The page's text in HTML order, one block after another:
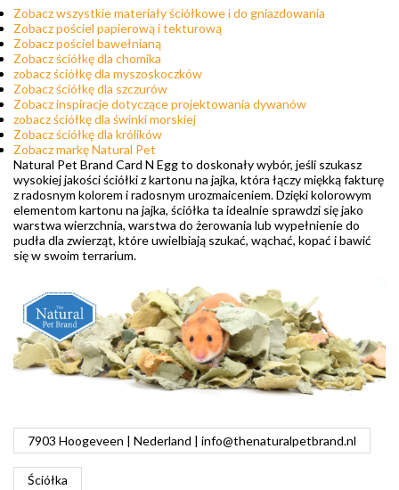
Zobacz wszystkie materiały ściółkowe i do gniazdowania
Zobacz pościel papierową i tekturową
Zobacz pościel bawełnianą
Zobacz ściółkę dla chomika
zobacz ściółkę dla myszoskoczków
Zobacz ściółkę dla szczurów
Zobacz inspiracje dotyczące projektowania dywanów
zobacz ściółkę dla świnki morskiej
Zobacz ściółkę dla królików
Zobacz markę Natural Pet
Natural Pet Brand Card N Egg to doskonały wybór, jeśli szukasz
wysokiej jakości ściółki z kartonu na jajka, która łączy miękką fakturę
z radosnym kolorem i radosnym urozmaiceniem. Dzięki kolorowym
elementom kartonu na jajka, ściółka ta idealnie sprawdzi się jako
warstwa wierzchnia, warstwa do żerowania lub wypełnienie do
pudła dla zwierząt, które uwielbiają szukać, wąchać, kopać i bawić
się w swoim terrarium.
7903 Hoogeveen | Nederland | info@thenaturalpetbrand.nl
Ściółka